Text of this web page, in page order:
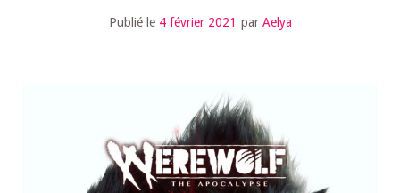
Publié le 4 février 2021 par Aelya